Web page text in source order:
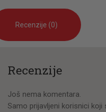
Recenzije (0)
Recenzije
Još nema komentara.
Samo prijavljeni korisnici koji